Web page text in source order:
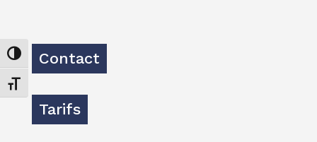
Passer en contraste élevé
Changer la taille de la police
Contact
Tarifs